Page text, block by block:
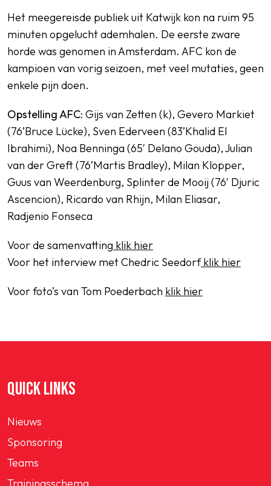
Het meegereisde publiek uit Katwijk kon na ruim 95
minuten opgelucht ademhalen. De eerste zware
horde was genomen in Amsterdam. AFC kon de
kampioen van vorig seizoen, met veel mutaties, geen
enkele pijn doen.
Opstelling AFC: Gijs van Zetten (k), Gevero Markiet
(76’Bruce Lücke), Sven Ederveen (83’Khalid El
Ibrahimi), Noa Benninga (65′ Delano Gouda), Julian
van der Greft (76’Martis Bradley), Milan Klopper,
Guus van Weerdenburg, Splinter de Mooij (76′ Djuric
Ascencion), Ricardo van Rhijn, Milan Eliasar,
Radjenio Fonseca
Voor de samenvatting klik hier
Voor het interview met Chedric Seedorfklik hier
Voor foto’s van Tom Poederbach klik hier
QUICK LINKS
Nieuws
Sponsoring
Teams